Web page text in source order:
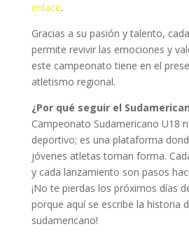
enlace.
Gracias a su pasión y talento,
permite revivir las emociones y
este campeonato tiene en el
atletismo regional.
¿Por qué seguir el
Campeonato Sudamericano U18
deportivo; es una plataforma
jóvenes atletas toman forma.
y cada lanzamiento son pasos
¡No te pierdas los próximos días
porque aquí se escribe la historia
sudamericano!